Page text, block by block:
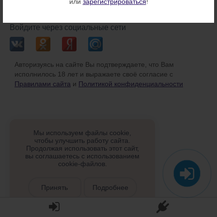
Войдите через социальные сети
Авторизуясь на сайте Вы подтверждаете, что Вам
исполнилось 18 лет и выражаете своё согласие с
Правилами сайта и Политикой конфиденциальности
Мы используем файлы cookie,
чтобы улучшить работу сайта.
Продолжая использовать этот сайт,
вы соглашаетесь с использованием
cookie-файлов.
Принять Подробнее